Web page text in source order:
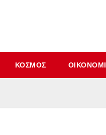
ΚΌΣΜΟΣ